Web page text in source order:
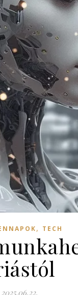
, TECH
2025.06.22.